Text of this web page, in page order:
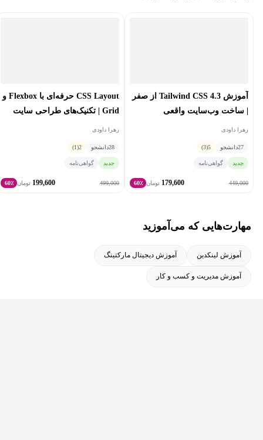
آموزش Tailwind CSS 4.3 از صفر
| ساخت وب‌سایت واقعی
زهرا داودی
27دانشجو 5
(3)
جدید گواهی‌نامه
449,000
179,600 تومان 60٪
CSS Layout حرفه‌ای با Flexbox و
Grid | تکنیک‌های طراحی سایت
واکنش‌گرا
زهرا داودی
28دانشجو 2
(1)
جدید گواهی‌نامه
499,000
199,600 تومان 60٪
مهارت‌هایی که می‌آموزید
آموزش لینکدین آموزش دیجیتال مارکتینگ
آموزش مدیریت و کسب و کار